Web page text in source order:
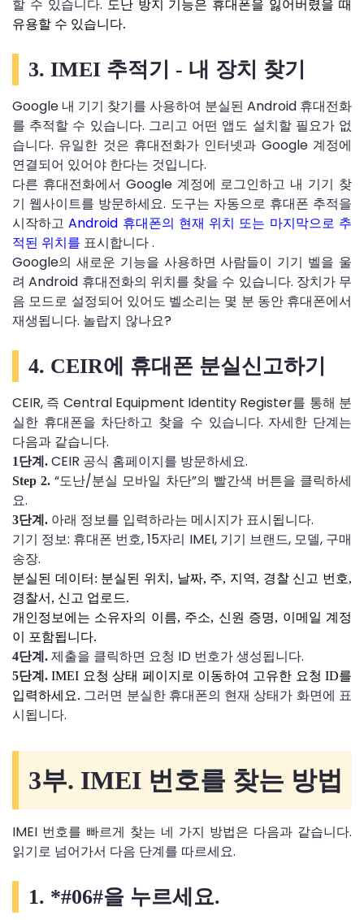
할 수 있습니다. 도난 방지 기능은 휴대폰을 잃어버렸을 때
유용할 수 있습니다.
3. IMEI 추적기 - 내 장치 찾기
Google 내 기기 찾기를 사용하여 분실된 Android 휴대전화
를 추적할 수 있습니다. 그리고 어떤 앱도 설치할 필요가 없
습니다. 유일한 것은 휴대전화가 인터넷과 Google 계정에
연결되어 있어야 한다는 것입니다.
다른 휴대전화에서 Google 계정에 로그인하고 내 기기 찾
기 웹사이트를 방문하세요. 도구는 자동으로 휴대폰 추적을
시작하고Android 휴대폰의 현재 위치 또는 마지막으로 추
적된 위치를 표시합니다 .
Google의 새로운 기능을 사용하면 사람들이 기기 벨을 울
려 Android 휴대전화의 위치를 ​​찾을 수 있습니다. 장치가 무
음 모드로 설정되어 있어도 벨소리는 몇 분 동안 휴대폰에서
재생됩니다. 놀랍지 않나요?
4. CEIR에 휴대폰 분실신고하기
CEIR, 즉 Central Equipment Identity Register를 통해 분
실한 휴대폰을 차단하고 찾을 수 있습니다. 자세한 단계는
다음과 같습니다.
1단계. CEIR 공식 홈페이지를 방문하세요.
Step 2. “도난/분실 모바일 차단”의 빨간색 버튼을 클릭하세
요.
3단계. 아래 정보를 입력하라는 메시지가 표시됩니다.
기기 정보: 휴대폰 번호, 15자리 IMEI, 기기 브랜드, 모델, 구매
송장.
분실된 데이터: 분실된 위치, 날짜, 주, 지역, 경찰 신고 번호,
경찰서, 신고 업로드.
개인정보에는 소유자의 이름, 주소, 신원 증명, 이메일 계정
이 포함됩니다.
4단계. 제출을 클릭하면 요청 ID 번호가 생성됩니다.
5단계.IMEI 요청 상태 페이지로 이동하여 고유한 요청 ID를
입력하세요. 그러면 분실한 휴대폰의 현재 상태가 화면에 표
시됩니다.
3부. IMEI 번호를 찾는 방법
IMEI 번호를 빠르게 찾는 네 가지 방법은 다음과 같습니다.
읽기로 넘어가서 다음 단계를 따르세요.
1. *#06#을 누르세요.